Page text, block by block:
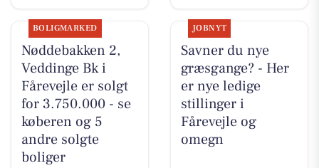
BOLIGMARKED
Nøddebakken 2,
Veddinge Bk i
Fårevejle er solgt
for 3.750.000 - se
køberen og 5
andre solgte
boliger
JOBNYT
Savner du nye
græsgange? - Her
er nye ledige
stillinger i
Fårevejle og
omegn